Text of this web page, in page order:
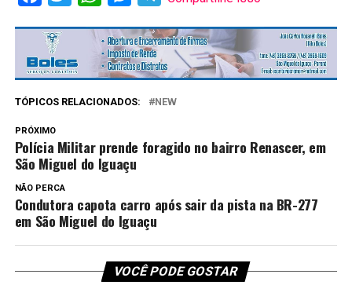
TÓPICOS RELACIONADOS: NEW
PRÓXIMO
Polícia Militar prende foragido no bairro Renascer, em
São Miguel do Iguaçu
NÃO PERCA
Condutora capota carro após sair da pista na BR-277
em São Miguel do Iguaçu
VOCÊ PODE GOSTAR